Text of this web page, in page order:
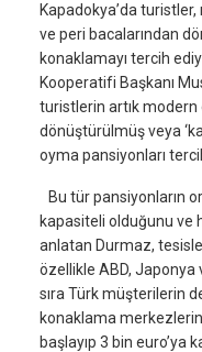
Kapadokya’da
ve peri bacalarından
konaklamayı tercih
Kooperatifi Başkanı
turistlerin artık modern
dönüştürülmüş veya
oyma pansiyonları
Bu tür pansiyonların
kapasiteli olduğunu ve
anlatan Durmaz,
özellikle ABD, Japonya
sıra Türk müşterilerin
konaklama
başlayıp 3 bin euro’ya